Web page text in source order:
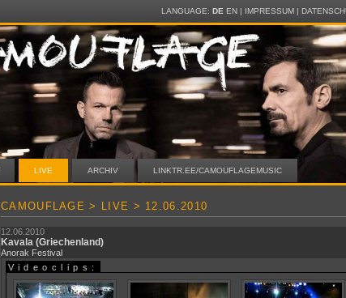
LANGUAGE: DE EN| IMPRESSUM|
LIVE ARCHIV LINKTR.EE/CAMOUFLAGEMUSIC
CAMOUFLAGE > LIVE > 12.06.2010
12.06.2010
Kavala (Griechenland)
Anorak Festival
Videoclips: